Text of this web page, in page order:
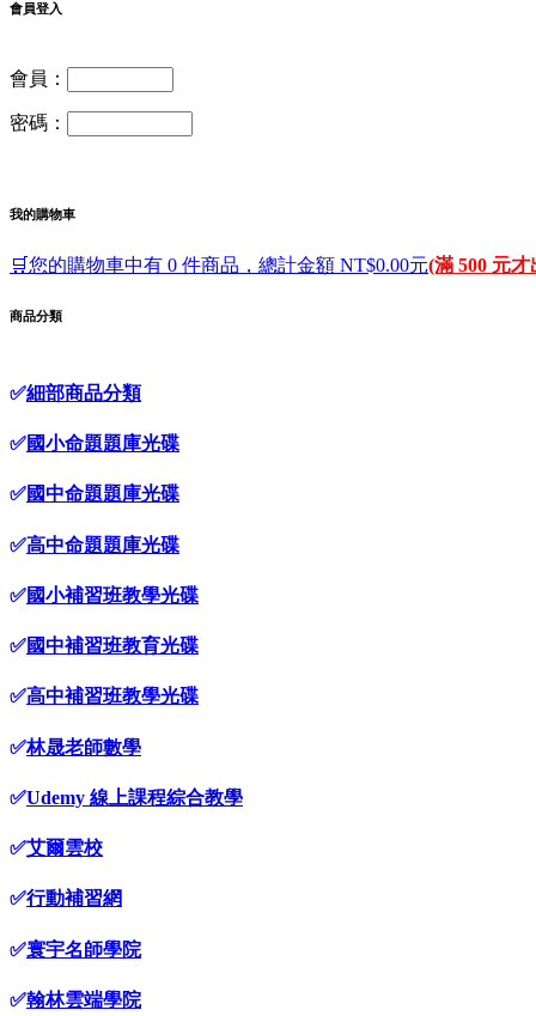
會員登入
會員：
密碼：
我的購物車
🛒您的購物車中有 0 件商品，總計金額 NT$0.00元(滿 500 元才
商品分類
✅細部商品分類
✅國小命題題庫光碟
✅國中命題題庫光碟
✅高中命題題庫光碟
✅國小補習班教學光碟
✅國中補習班教育光碟
✅高中補習班教學光碟
✅林晟老師數學
✅Udemy 線上課程綜合教學
✅艾爾雲校
✅行動補習網
✅寰宇名師學院
✅翰林雲端學院